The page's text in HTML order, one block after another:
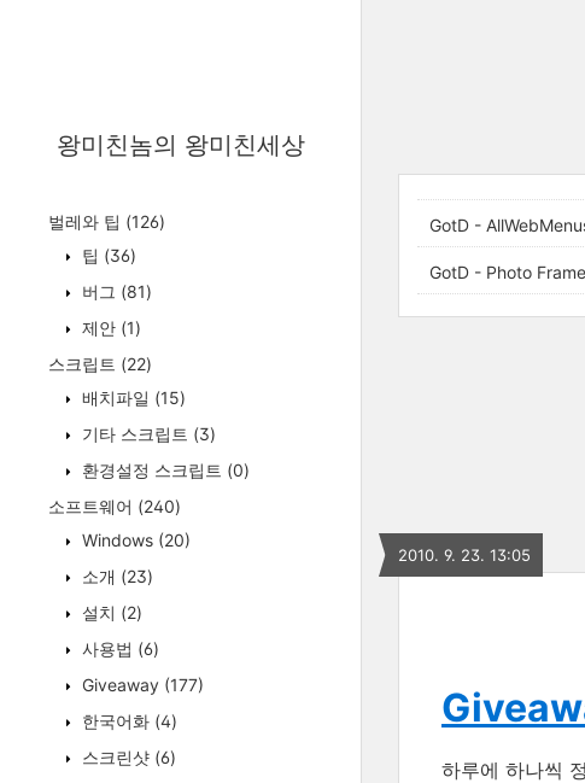
왕미친놈의 왕미친세상
벌레와 팁 (126)
팁 (36)
버그 (81)
제안 (1)
스크립트 (22)
배치파일 (15)
기타 스크립트 (3)
환경설정 스크립트 (0)
소프트웨어 (240)
Windows (20)
소개 (23)
설치 (2)
사용법 (6)
Giveaway (177)
한국어화 (4)
스크린샷 (6)
GotD -
GotD - Photo
2010. 9. 23. 13:05
하루에 하나씩